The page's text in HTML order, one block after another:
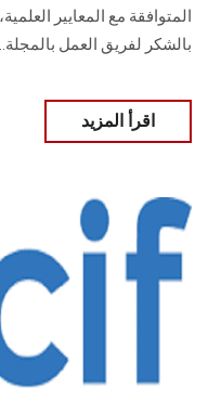
المتوافقة مع المعايير
بالشكر لفريق العمل بالمجلة..
اقرأ المزيد